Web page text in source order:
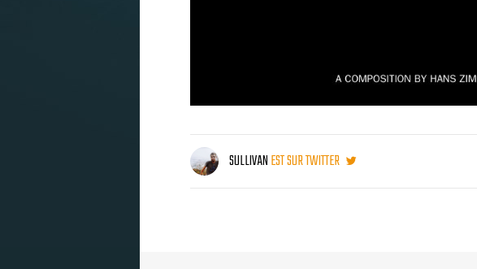
SULLIVANEST SUR TWITTER